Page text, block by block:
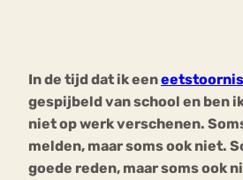
In de tijd dat ik eeneetstoornis
gespijbeld van school en ben
niet op werk verschenen.
melden, maar soms ook niet.
goede reden, maar soms ook
Forum
mia
Nerv
osa
Eetstoornis
Eetbuien Piekeren